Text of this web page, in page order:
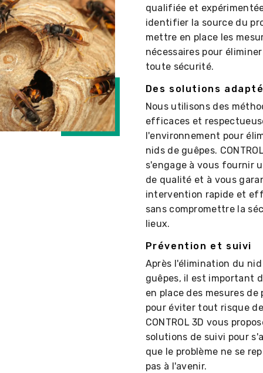
qualifiée et
identifier la source du
mettre en place les
nécessaires pour
toute sécurité.
Des solutions
Nous utilisons des
efficaces et
l'environnement pour
nids de guêpes.
s'engage à vous fournir
de qualité et à vous
intervention rapide et
sans compromettre la
lieux.
Prévention et suivi
Après l'élimination du
guêpes, il est important
en place des mesures
pour éviter tout risque
CONTROL 3D vous
solutions de suivi pour
que le problème ne se
pas à l'avenir.